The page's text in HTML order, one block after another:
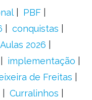
PBF
conquistas
2026
implementação
de Freitas
Curralinhos